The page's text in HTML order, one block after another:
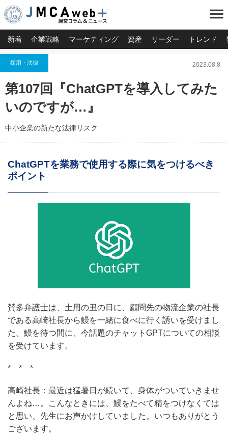
menu
新着 企業戦略 マーケティング 資産 リーダー トレンド
採用・法律 2023.08.8
第107回『ChatGPTを導入してみた
いのですが…』
中小企業の新たな法律リスク
ChatGPTを業務で使用する際に気をつけるべき
ポイント
賛多弁護士は、土用の丑の日に、顧問先の物流企業の社長
である高崎社長から鰻を一緒に食べに行く誘いを受けまし
た。鰻を待つ間に、今話題のチャットGPTについての相談
を受けています。
* * *
高崎社長：最近は猛暑日が続いて、身体がついていきませ
んよね…。こんなときには、鰻をたべて精をつけなくては
と思い、先生にお声かけしていました。いつもありがとう
ございます。